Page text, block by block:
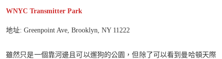
WNYC Transmitter Park
地址: Greenpoint Ave, Brooklyn, NY 11222
雖然只是一個靠河邊且可以遛狗的公園，但除了可以看到曼哈頓天際